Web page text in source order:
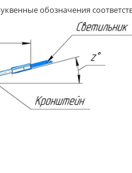
обозначения